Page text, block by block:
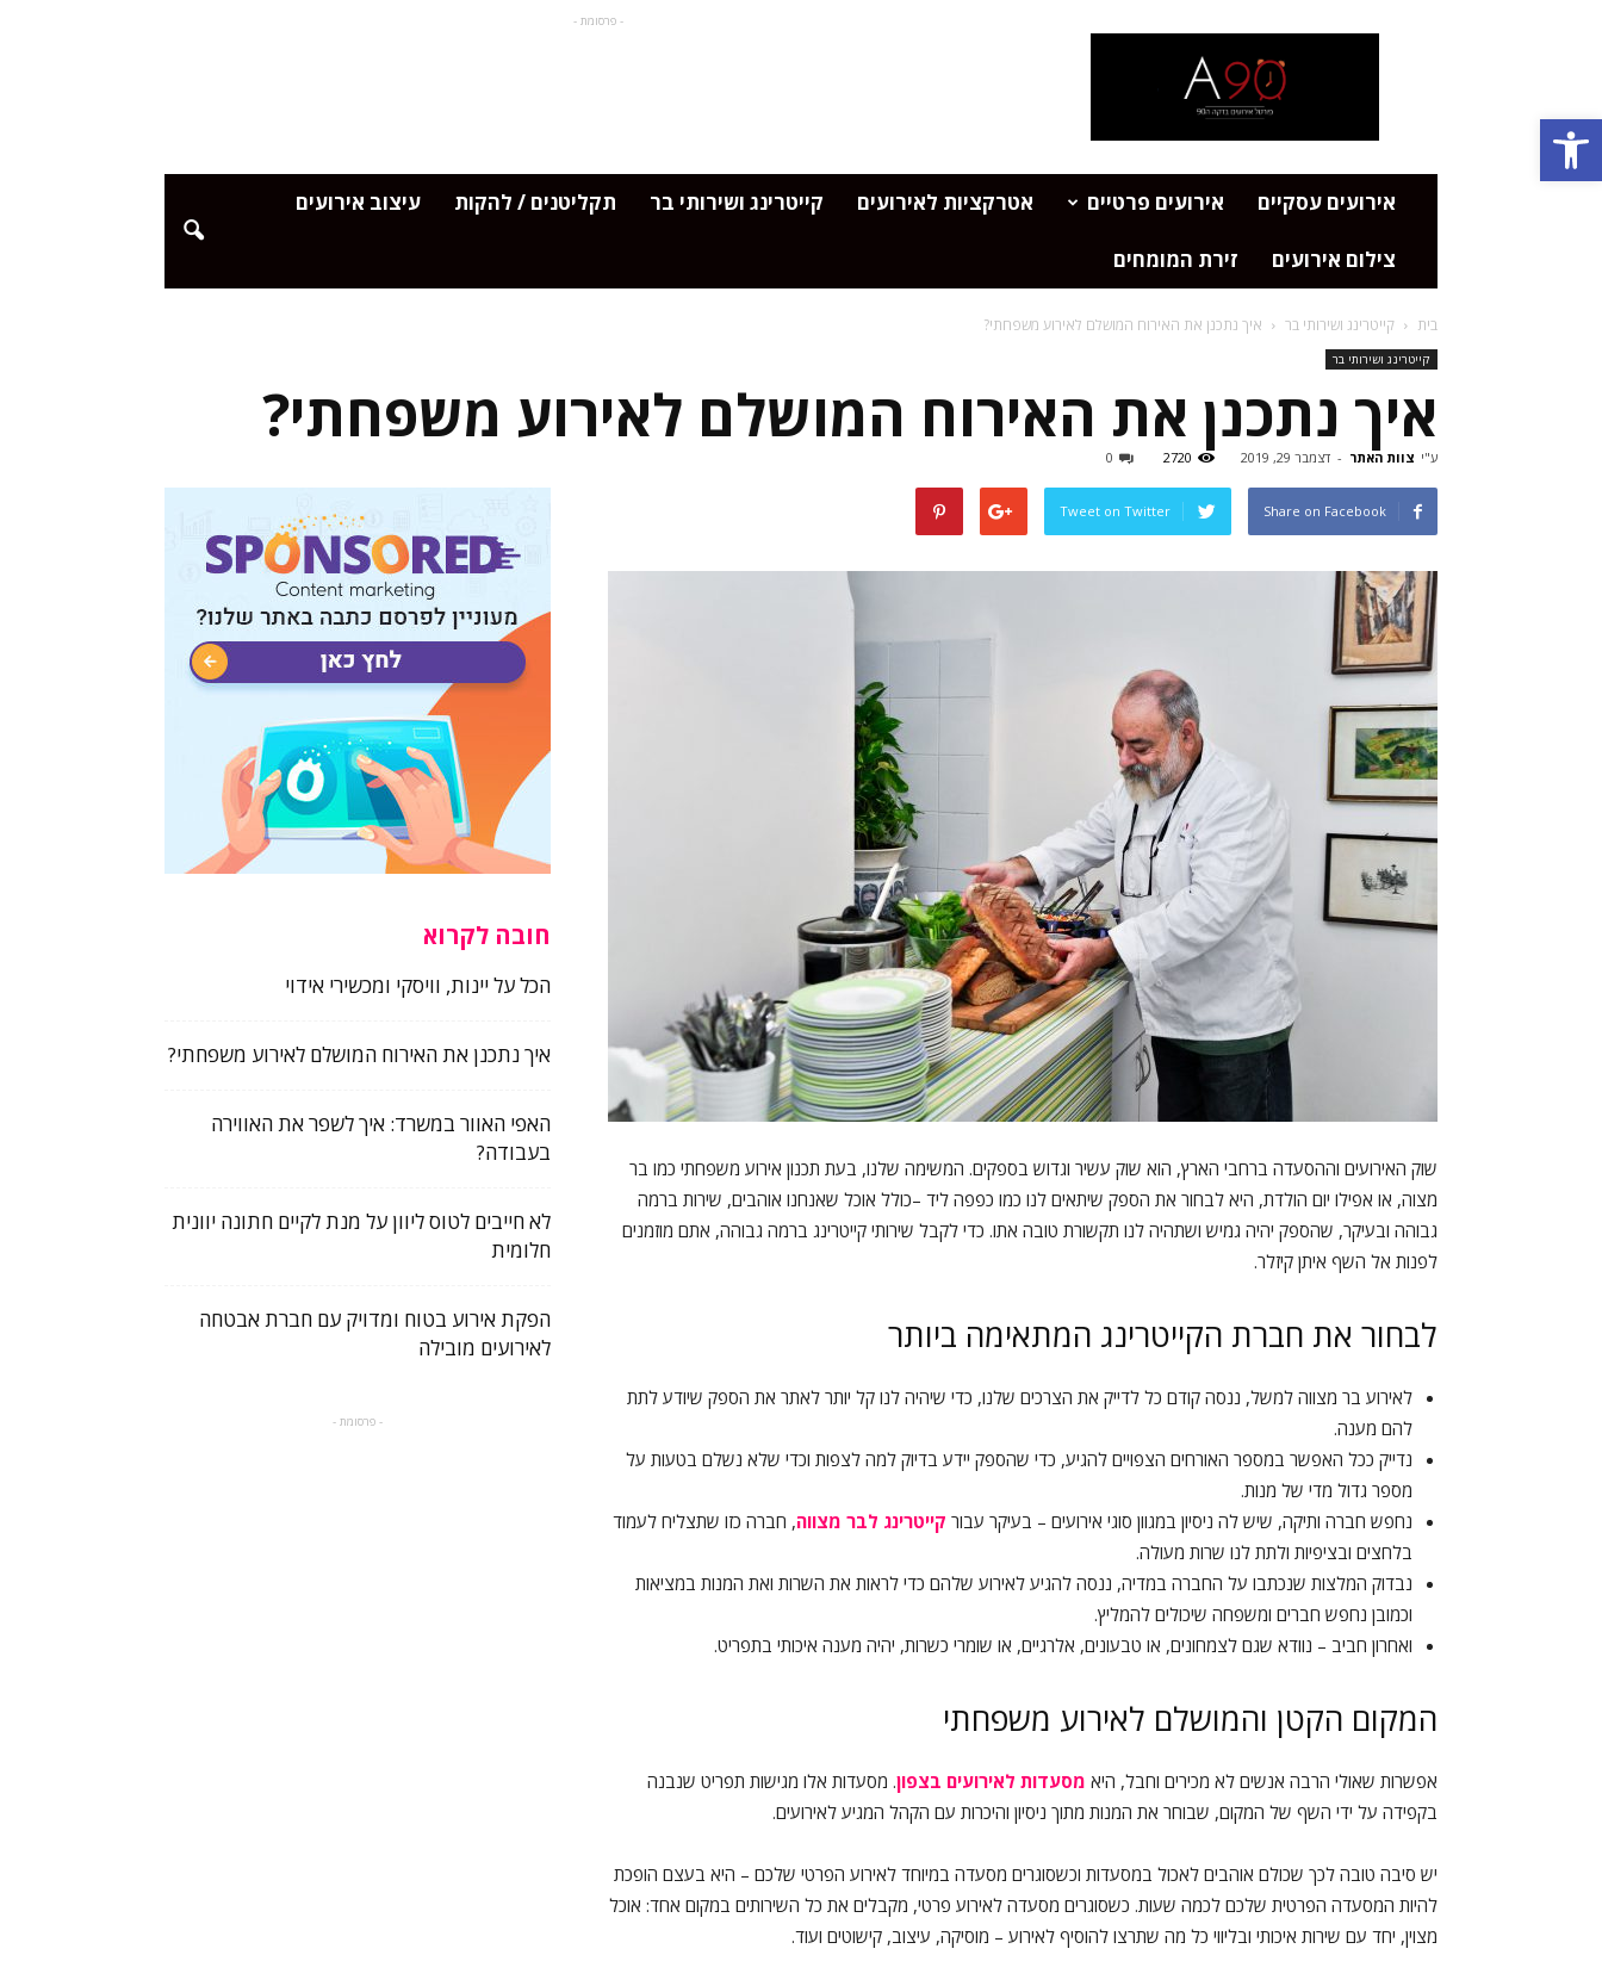
Open toolbar
- פרסומת -
אירועים עסקיים אירועים פרטיים אטרקציות לאירועים קייטרינג ושירותי בר תקליטנים / להקות עיצוב אירועים
צילום אירועים זירת המומחים
בית קייטרינג ושירותי בר איך נתכנן את האירוח המושלם לאירוע משפחתי?
קייטרינג ושירותי בר
איך נתכנן את האירוח המושלם לאירוע משפחתי?
ע"י צוות האתר - דצמבר 29, 2019 2720
0
Share on Facebook
Tweet on Twitter
שוק האירועים וההסעדה ברחבי הארץ, הוא שוק עשיר וגדוש בספקים. המשימה שלנו, בעת תכנון אירוע משפחתי כמו בר
מצוה, או אפילו יום הולדת, היא לבחור את הספק שיתאים לנו כמו כפפה ליד –כולל אוכל שאנחנו אוהבים, שירות ברמה
גבוהה ובעיקר, שהספק יהיה גמיש ושתהיה לנו תקשורת טובה אתו. כדי לקבל שירותי קייטרינג ברמה גבוהה, אתם מוזמנים
לפנות אל השף איתן קיזלר.
לבחור את חברת הקייטרינג המתאימה ביותר
לאירוע בר מצווה למשל, ננסה קודם כל לדייק את הצרכים שלנו, כדי שיהיה לנו קל יותר לאתר את הספק שיודע לתת
להם מענה.
נדייק ככל האפשר במספר האורחים הצפויים להגיע, כדי שהספק יידע בדיוק למה לצפות וכדי שלא נשלם בטעות על
מספר גדול מדי של מנות.
נחפש חברה ותיקה, שיש לה ניסיון במגוון סוגי אירועים – בעיקר עבור קייטרינג לבר מצווה, חברה כזו שתצליח לעמוד
בלחצים ובציפיות ולתת לנו שרות מעולה.
נבדוק המלצות שנכתבו על החברה במדיה, ננסה להגיע לאירוע שלהם כדי לראות את השרות ואת המנות במציאות
וכמובן נחפש חברים ומשפחה שיכולים להמליץ.
ואחרון חביב – נוודא שגם לצמחונים, או טבעונים, אלרגיים, או שומרי כשרות, יהיה מענה איכותי בתפריט.
המקום הקטן והמושלם לאירוע משפחתי
אפשרות שאולי הרבה אנשים לא מכירים וחבל, היא מסעדות לאירועים בצפון. מסעדות אלו מגישות תפריט שנבנה
בקפידה על ידי השף של המקום, שבוחר את המנות מתוך ניסיון והיכרות עם הקהל המגיע לאירועים.
יש סיבה טובה לכך שכולם אוהבים לאכול במסעדות וכשסוגרים מסעדה במיוחד לאירוע הפרטי שלכם – היא בעצם הופכת
להיות המסעדה הפרטית שלכם לכמה שעות. כשסוגרים מסעדה לאירוע פרטי, מקבלים את כל השירותים במקום אחד: אוכל
מצוין, יחד עם שירות איכותי ובליווי כל מה שתרצו להוסיף לאירוע – מוסיקה, עיצוב, קישוטים ועוד.
חובה לקרוא
הכל על יינות, וויסקי ומכשירי אידוי
איך נתכנן את האירוח המושלם לאירוע משפחתי?
האפי האוור במשרד: איך לשפר את האווירה
בעבודה?
לא חייבים לטוס ליוון על מנת לקיים חתונה יוונית
חלומית
הפקת אירוע בטוח ומדויק עם חברת אבטחה
לאירועים מובילה
- פרסומת -